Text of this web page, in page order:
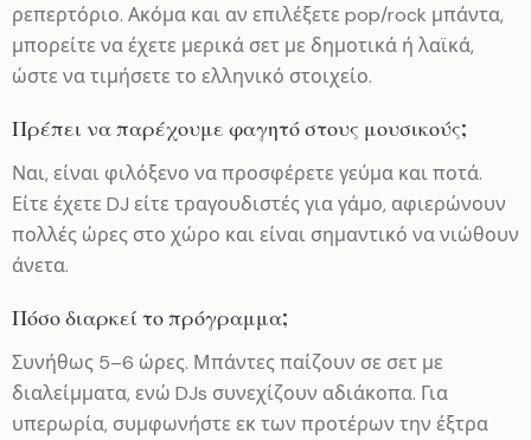
ρεπερτόριο. Ακόμα και αν επιλέξετε pop/rock μπάντα,
μπορείτε να έχετε μερικά σετ με δημοτικά ή λαϊκά,
ώστε να τιμήσετε το ελληνικό στοιχείο.
Πρέπει να παρέχουμε φαγητό στους μουσικούς;
Ναι, είναι φιλόξενο να προσφέρετε γεύμα και ποτά.
Είτε έχετε DJ είτε τραγουδιστές για γάμο, αφιερώνουν
πολλές ώρες στο χώρο και είναι σημαντικό να νιώθουν
άνετα.
Πόσο διαρκεί το πρόγραμμα;
Συνήθως 5–6 ώρες. Μπάντες παίζουν σε σετ με
διαλείμματα, ενώ DJs συνεχίζουν αδιάκοπα. Για
υπερωρία, συμφωνήστε εκ των προτέρων την έξτρα